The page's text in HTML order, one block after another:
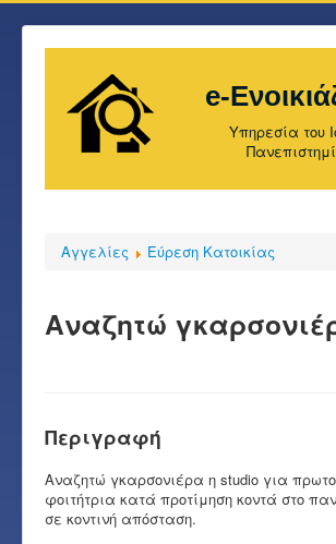
e-
Υπηρεσία του
Αγγελίες Εύρεση Κατοικίας
Αναζητώ
Περιγραφή
Αναζητώ γκαρσονιέρα η studio για
φοιτήτρια κατά προτίμηση κοντά στο
σε κοντινή απόσταση.